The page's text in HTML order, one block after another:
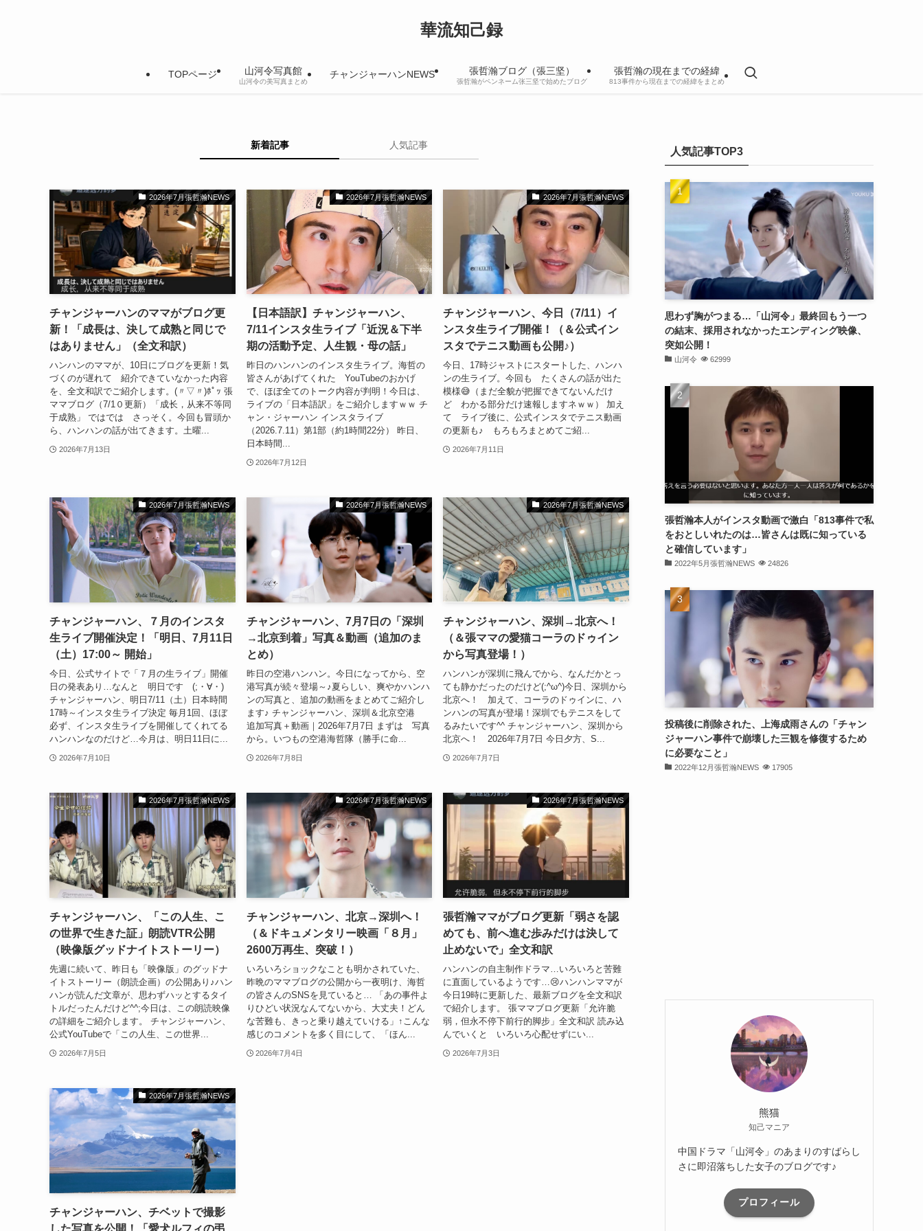
華流知己録
TOPページ 山河令写真館
山河令の美写真まとめ
チャンジャーハンNEWS 張哲瀚ブログ（張三坚）
張哲瀚がペンネーム张三坚で始めたブログ
張哲瀚の現在までの経緯
813事件から現在までの経緯をまとめ
新着記事 人気記事
2026年7月張哲瀚NEWS
チャンジャーハンのママがブログ更
新！「成長は、決して成熟と同じで
はありません」（全文和訳）
ハンハンのママが、10日にブログを更新！気
づくのが遅れて 紹介できていなかった内容
を、全文和訳でご紹介します。(〃▽〃)ﾎﾟｯ 張
ママブログ（7/1０更新）「成长，从来不等同
于成熟」 ではでは さっそく。今回も冒頭か
ら、ハンハンの話が出てきます。土曜...
2026年7月13日
2026年7月張哲瀚NEWS
【日本語訳】チャンジャーハン、
7/11インスタ生ライブ「近況＆下半
期の活動予定、人生観・母の話」
昨日のハンハンのインスタ生ライブ。海哲の
皆さんがあげてくれた YouTubeのおかげ
で、ほぼ全てのトーク内容が判明！今日は、
ライブの「日本語訳」をご紹介しますｗｗ チ
ャン・ジャーハン インスタライブ
（2026.7.11）第1部（約1時間22分） 昨日、
日本時間...
2026年7月12日
2026年7月張哲瀚NEWS
チャンジャーハン、今日（7/11）イ
ンスタ生ライブ開催！（＆公式イン
スタでテニス動画も公開♪）
今日、17時ジャストにスタートした、ハンハ
ンの生ライブ。今回も たくさんの話が出た
模様😅（まだ全貌が把握できてないんだけ
ど わかる部分だけ速報しますネｗｗ） 加え
て ライブ後に、公式インスタでテニス動画
の更新も♪ もろもろまとめてご紹...
2026年7月11日
2026年7月張哲瀚NEWS
チャンジャーハン、７月のインスタ
生ライブ開催決定！「明日、7月11日
（土）17:00～ 開始」
今日、公式サイトで「７月の生ライブ」開催
日の発表あり…なんと 明日です (;・∀・)
チャンジャーハン、明日7/11（土）日本時間
17時～インスタ生ライブ決定 毎月1回、ほぼ
必ず、インスタ生ライブを開催してくれてる
ハンハンなのだけど…今月は、明日11日に...
2026年7月10日
2026年7月張哲瀚NEWS
チャンジャーハン、7月7日の「深圳
→北京到着」写真＆動画（追加のま
とめ）
昨日の空港ハンハン。今日になってから、空
港写真が続々登場～♪夏らしい、爽やかハンハ
ンの写真と、追加の動画をまとめてご紹介し
ます♪ チャンジャーハン、深圳＆北京空港
追加写真＋動画｜2026年7月7日 まずは 写真
から。いつもの空港海哲隊（勝手に命...
2026年7月8日
2026年7月張哲瀚NEWS
チャンジャーハン、深圳→北京へ！
（＆張ママの愛猫コーラのドゥイン
から写真登場！）
ハンハンが深圳に飛んでから、なんだかとっ
ても静かだったのだけど(;^ω^)今日、深圳から
北京へ！ 加えて、コーラのドゥインに、ハ
ンハンの写真が登場！深圳でもテニスをして
るみたいです^^ チャンジャーハン、深圳から
北京へ！ 2026年7月7日 今日夕方、S...
2026年7月7日
2026年7月張哲瀚NEWS
チャンジャーハン、「この人生、こ
の世界で生きた証」朗読VTR公開
（映像版グッドナイトストーリー）
先週に続いて、昨日も「映像版」のグッドナ
イトストーリー（朗読企画）の公開あり♪ハン
ハンが読んだ文章が、思わずハッとするタイ
トルだったんだけど^^;今日は、この朗読映像
の詳細をご紹介します。 チャンジャーハン、
公式YouTubeで「この人生、この世界...
2026年7月5日
2026年7月張哲瀚NEWS
チャンジャーハン、北京→深圳へ！
（＆ドキュメンタリー映画「８月」
2600万再生、突破！）
いろいろショックなことも明かされていた、
昨晩のママブログの公開から一夜明け、海哲
の皆さんのSNSを見ていると… 「あの事件よ
りひどい状況なんてないから、大丈夫！どん
な苦難も、きっと乗り越えていける」↑こんな
感じのコメントを多く目にして、「ほん...
2026年7月4日
2026年7月張哲瀚NEWS
張哲瀚ママがブログ更新「弱さを認
めても、前へ進む歩みだけは決して
止めないで」全文和訳
ハンハンの自主制作ドラマ…いろいろと苦難
に直面しているようです…😢ハンハンママが
今日19時に更新した、最新ブログを全文和訳
で紹介します。 張ママブログ更新「允许脆
弱，但永不停下前行的脚步」全文和訳 読み込
んでいくと いろいろ心配せずにい...
2026年7月3日
2026年7月張哲瀚NEWS
チャンジャーハン、チベットで撮影
した写真を公開！「愛犬ルフィの弔
人気記事TOP3
思わず胸がつまる…「山河令」最終回もう一つ
の結末、採用されなかったエンディング映像、
突如公開！
山河令 62999
張哲瀚本人がインスタ動画で激白「813事件で私
をおとしいれたのは…皆さんは既に知っている
と確信しています」
2022年5月張哲瀚NEWS 24826
投稿後に削除された、上海成雨さんの「チャン
ジャーハン事件で崩壊した三観を修復するため
に必要なこと」
2022年12月張哲瀚NEWS 17905
熊猫
知己マニア
中国ドラマ「山河令」のあまりのすばらし
さに即沼落ちした女子のブログです♪
プロフィール